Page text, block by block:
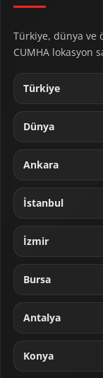
Türkiye, dünya ve
CUMHA lokasyon
Türkiye
Dünya
Ankara
İstanbul
İzmir
Bursa
Antalya
Konya